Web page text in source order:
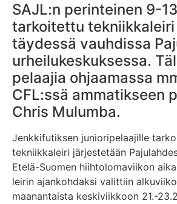
SAJL:n perinteinen 9-
tarkoitettu tekniikkaleiri
täydessä vauhdissa
urheilukeskuksessa.
pelaajia ohjaamassa
CFL:ssä ammatikseen
Chris Mulumba.
Jenkkifutiksen junioripelaajille
tekniikkaleiri järjestetään
Etelä-Suomen hiihtolomaviikon
leirin ajankohdaksi valittiin
maanantaista keskiviikkoon 21.-